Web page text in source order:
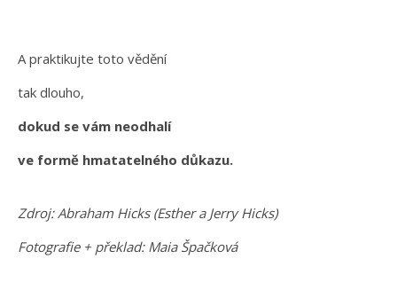
A praktikujte toto vědění
tak dlouho,
dokud se vám neodhalí
ve formě hmatatelného důkazu.
Zdroj: Abraham Hicks (Esther a Jerry Hicks)
Fotografie + překlad: Maia Špačková